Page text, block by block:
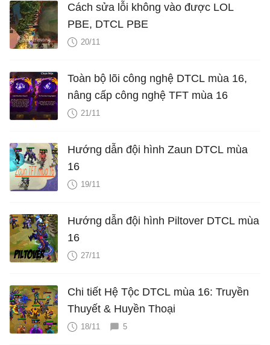
Cách sửa lỗi không vào được LOL
PBE, DTCL PBE
20/11
Toàn bộ lõi công nghệ DTCL mùa 16,
nâng cấp công nghệ TFT mùa 16
21/11
Hướng dẫn đội hình Zaun DTCL mùa
16
19/11
Hướng dẫn đội hình Piltover DTCL mùa
16
27/11
Chi tiết Hệ Tộc DTCL mùa 16: Truyền
Thuyết & Huyền Thoại
18/11 5